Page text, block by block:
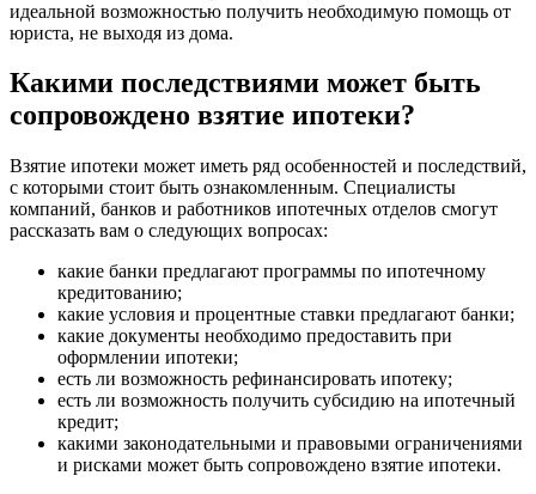
идеальной возможностью получить необходимую помощь от
юриста, не выходя из дома.
Какими последствиями может быть
сопровождено взятие ипотеки?
Взятие ипотеки может иметь ряд особенностей и последствий,
с которыми стоит быть ознакомленным. Специалисты
компаний, банков и работников ипотечных отделов смогут
рассказать вам о следующих вопросах:
какие банки предлагают программы по ипотечному
кредитованию;
какие условия и процентные ставки предлагают банки;
какие документы необходимо предоставить при
оформлении ипотеки;
есть ли возможность рефинансировать ипотеку;
есть ли возможность получить субсидию на ипотечный
кредит;
какими законодательными и правовыми ограничениями
и рисками может быть сопровождено взятие ипотеки.